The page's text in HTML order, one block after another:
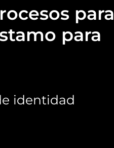
para
para
identidad